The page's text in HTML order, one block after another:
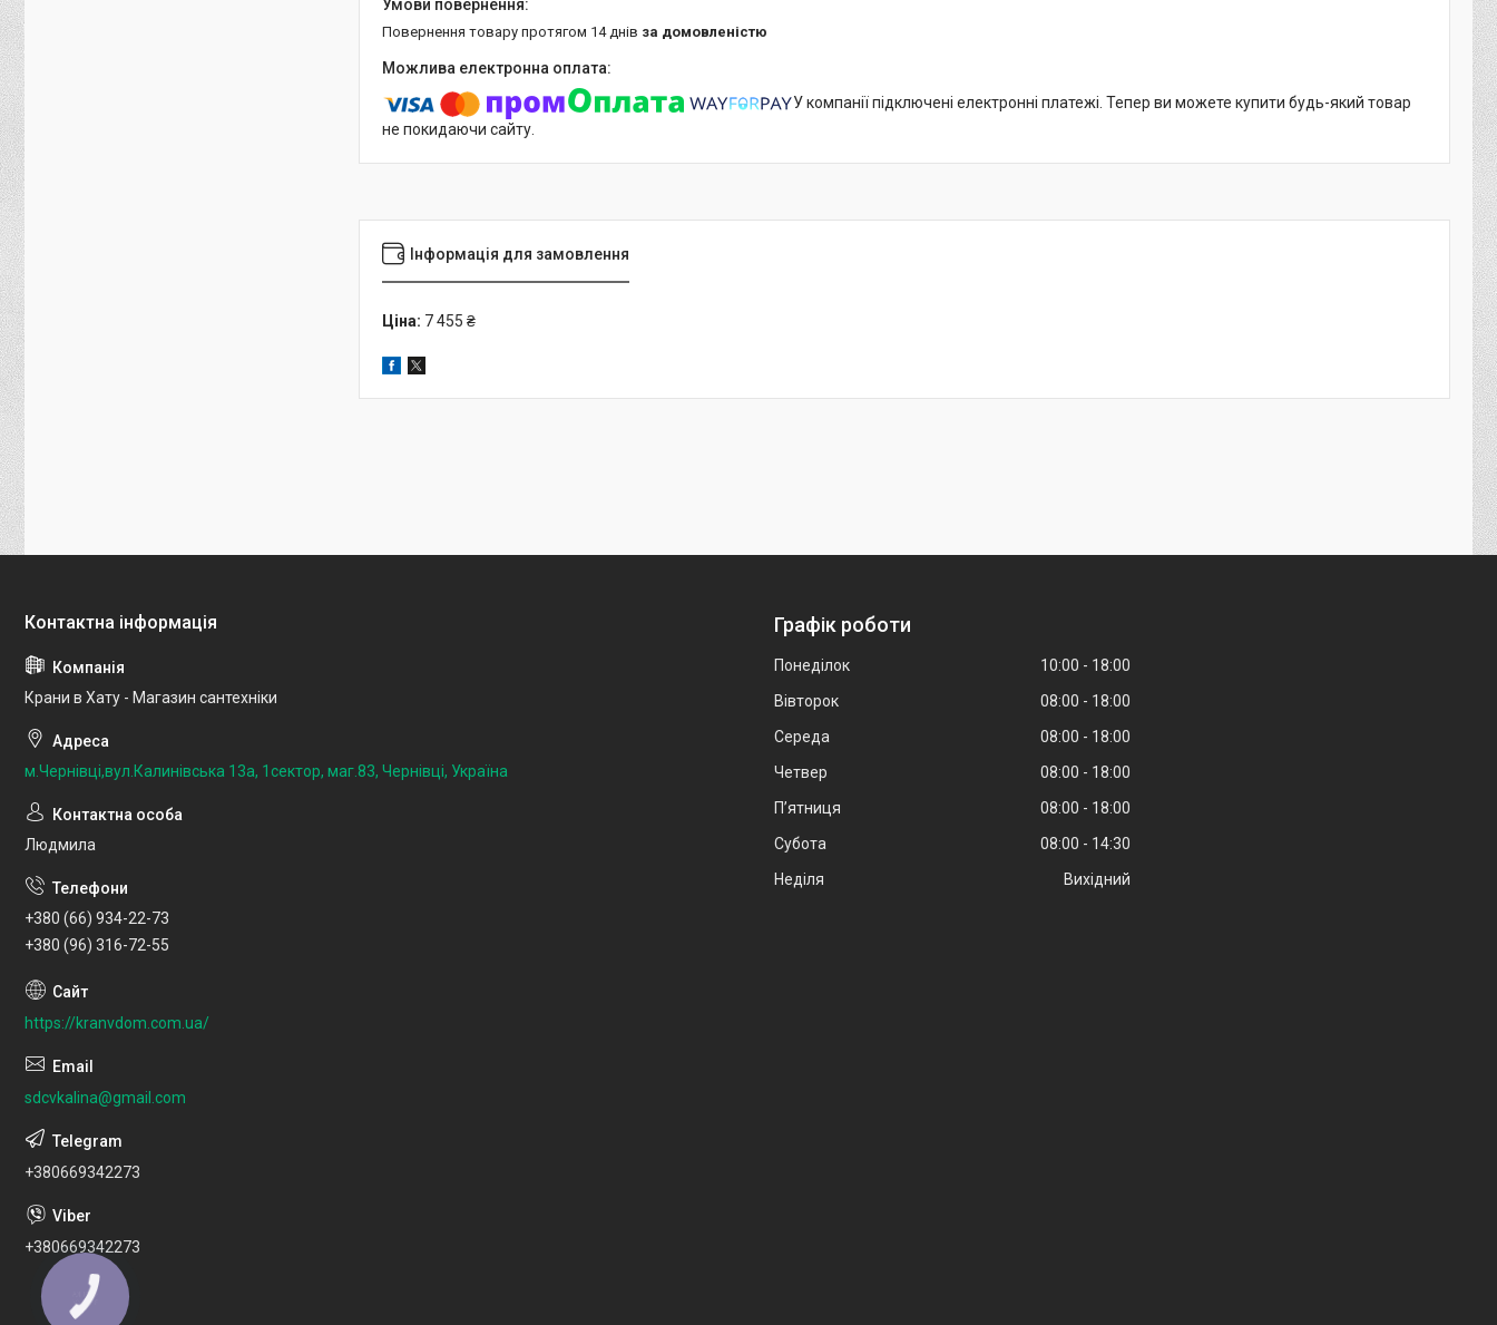
повернення товару протягом 14 днів за домовленістю
У компанії підключені електронні платежі. Тепер ви можете купити будь-який товар
не покидаючи сайту.
Інформація для замовлення
Ціна: 7 455 ₴
Крани в Хату - Магазин сантехніки
м.Чернівці,вул.Калинівська 13а, 1сектор, маг.83, Чернівці, Україна
Людмила
+380 (66) 934-22-73
+380 (96) 316-72-55
https://kranvdom.com.ua/
sdcvkalina@gmail.com
+380669342273
+380669342273
Графік роботи
Понеділок 10:00
18:00
Вівторок
08:00
18:00
Середа
08:00
18:00
Четвер
08:00
18:00
Пʼятниця
08:00
18:00
Субота
08:00
14:30
Неділя
Вихідний
КНОПКА
ЗВ'ЯЗКУ